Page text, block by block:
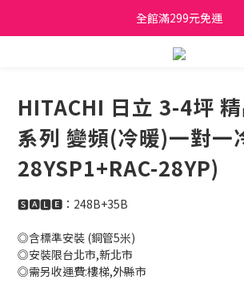
日立家電、國際牌 原廠管制價格 私
全館滿299元免運
日立家電、國際牌 原廠管制價格 私
HITACHI 日立 3-4坪
系列 變頻(冷暖)一對一
28YSP1+RAC-28YP)
🆂🅰🅻🅴：248B+35B
◎含標準安裝 (銅管5米)
◎安裝限台北市,新北市
◎需另收運費:樓梯,外縣市